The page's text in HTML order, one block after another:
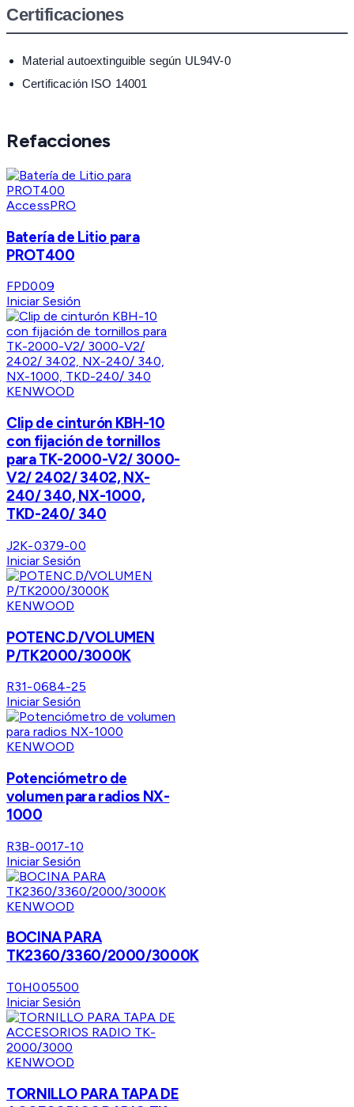
Certificaciones
Material autoextinguible según UL94V-0
Certificación ISO 14001
Refacciones
AccessPRO
Batería de Litio para
PROT400
FPD009
Iniciar Sesión
KENWOOD
Clip de cinturón KBH-10
con fijación de tornillos
para TK-2000-V2/ 3000-
V2/ 2402/ 3402, NX-
240/ 340, NX-1000,
TKD-240/ 340
J2K-0379-00
Iniciar Sesión
KENWOOD
POTENC.D/VOLUMEN
P/TK2000/3000K
R31-0684-25
Iniciar Sesión
KENWOOD
Potenciómetro de
volumen para radios NX-
1000
R3B-0017-10
Iniciar Sesión
KENWOOD
BOCINA PARA
TK2360/3360/2000/3000K
T0H005500
Iniciar Sesión
KENWOOD
TORNILLO PARA TAPA DE